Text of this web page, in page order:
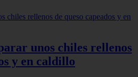
unos chiles rellenos
y en caldillo